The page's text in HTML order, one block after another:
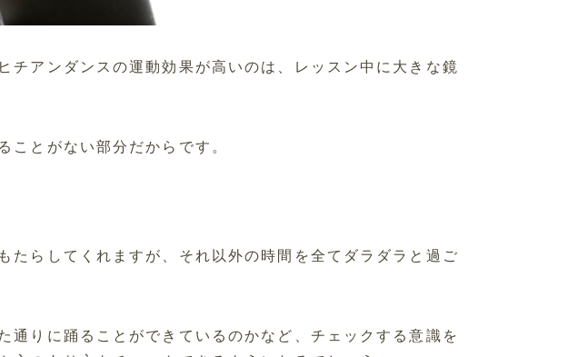
アンダンスの運動効果が高いのは、レッスン中に大きな鏡
ことがない部分だからです。
たらしてくれますが、それ以外の時間を全てダラダラと過ご
通りに踊ることができているのかなど、チェックする意識を